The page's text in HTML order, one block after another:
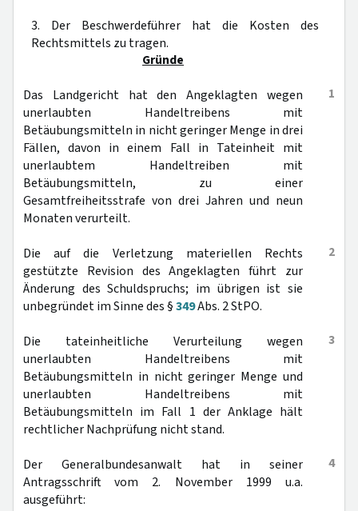
3. Der Beschwerdeführer hat die Kosten des
Rechtsmittels zu tragen.
Gründe
1
Das Landgericht hat den Angeklagten wegen
unerlaubten Handeltreibens mit
Betäubungsmitteln in nicht geringer Menge in drei
Fällen, davon in einem Fall in Tateinheit mit
unerlaubtem Handeltreiben mit
Betäubungsmitteln, zu einer
Gesamtfreiheitsstrafe von drei Jahren und neun
Monaten verurteilt.
2
Die auf die Verletzung materiellen Rechts
gestützte Revision des Angeklagten führt zur
Änderung des Schuldspruchs; im übrigen ist sie
unbegründet im Sinne des §349Abs. 2 StPO.
3
Die tateinheitliche Verurteilung wegen
unerlaubten Handeltreibens mit
Betäubungsmitteln in nicht geringer Menge und
unerlaubten Handeltreibens mit
Betäubungsmitteln im Fall 1 der Anklage hält
rechtlicher Nachprüfung nicht stand.
4
Der Generalbundesanwalt hat in seiner
Antragsschrift vom 2. November 1999 u.a.
ausgeführt: